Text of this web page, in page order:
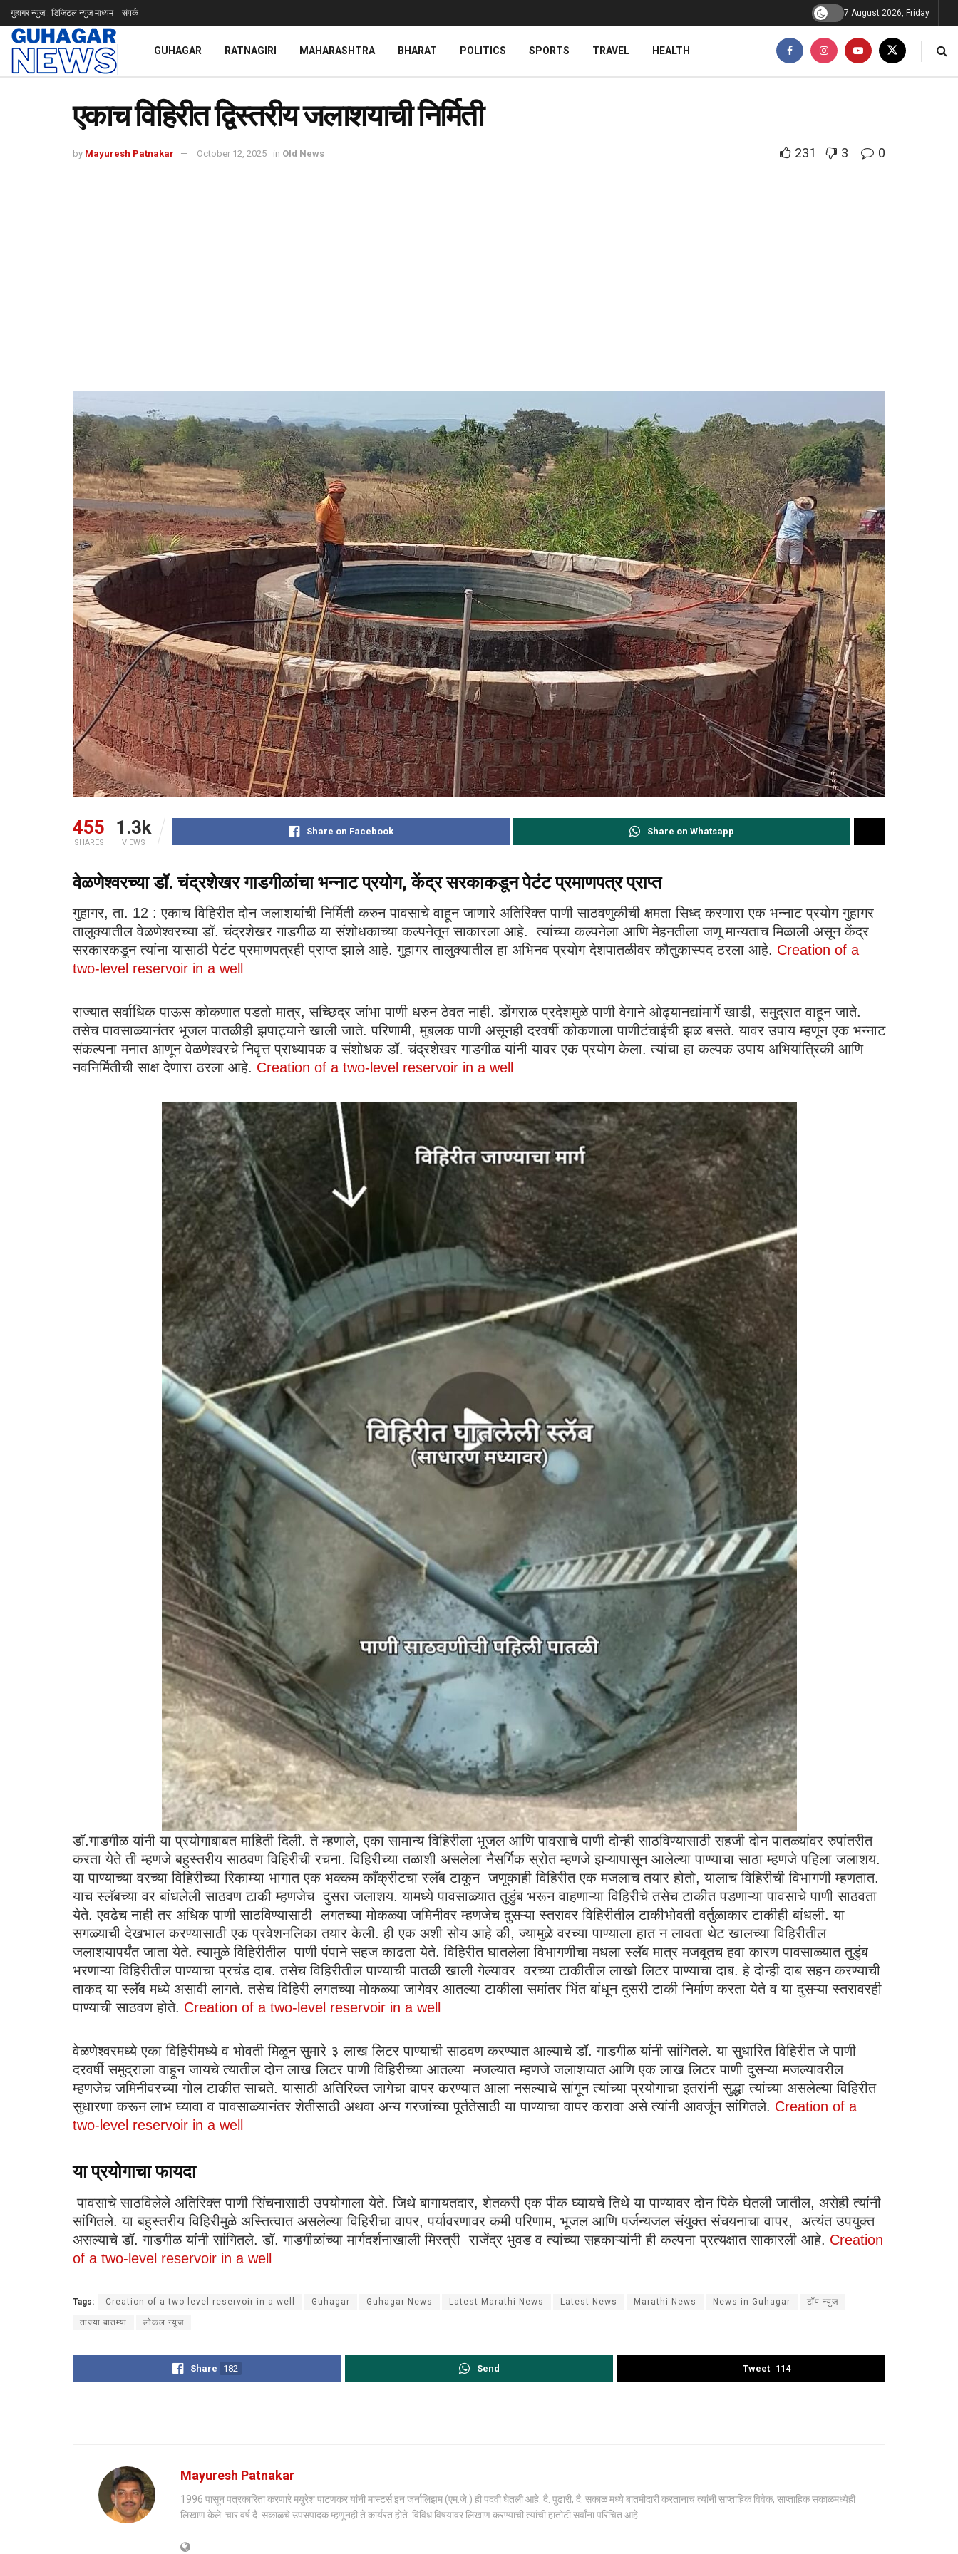
गुहागर न्युज : डिजिटल न्युज माध्यम संपर्क 7 August 2026, Friday
GUHAGAR RATNAGIRI MAHARASHTRA BHARAT POLITICS SPORTS TRAVEL HEALTH
एकाच विहिरीत द्विस्तरीय जलाशयाची निर्मिती
by Mayuresh Patnakar October 12, 2025 in Old News 231 3 0
455
SHARES
1.3k
VIEWS
Share on Facebook Share on Whatsapp
वेळणेश्वरच्या डॉ. चंद्रशेखर गाडगीळांचा भन्नाट प्रयोग, केंद्र सरकाकडून पेटंट प्रमाणपत्र प्राप्त
गुहागर, ता. 12 : एकाच विहिरीत दोन जलाशयांची निर्मिती करुन पावसाचे वाहून जाणारे अतिरिक्त पाणी साठवणुकीची क्षमता सिध्द करणारा एक भन्नाट प्रयोग गुहागर
तालुक्यातील वेळणेश्वरच्या डॉ. चंद्रशेखर गाडगीळ या संशोधकाच्या कल्पनेतून साकारला आहे. त्यांच्या कल्पनेला आणि मेहनतीला जणू मान्यताच मिळाली असून केंद्र
सरकारकडून त्यांना यासाठी पेटंट प्रमाणपत्रही प्राप्त झाले आहे. गुहागर तालुक्यातील हा अभिनव प्रयोग देशपातळीवर कौतुकास्पद ठरला आहे. Creation of a
two-level reservoir in a well
राज्यात सर्वाधिक पाऊस कोकणात पडतो मात्र, सच्छिद्र जांभा पाणी धरुन ठेवत नाही. डोंगराळ प्रदेशमुळे पाणी वेगाने ओढ्यानद्यांमार्गे खाडी, समुद्रात वाहून जाते.
तसेच पावसाळ्यानंतर भूजल पातळीही झपाट्याने खाली जाते. परिणामी, मुबलक पाणी असूनही दरवर्षी कोकणाला पाणीटंचाईची झळ बसते. यावर उपाय म्हणून एक भन्नाट
संकल्पना मनात आणून वेळणेश्वरचे निवृत्त प्राध्यापक व संशोधक डॉ. चंद्रशेखर गाडगीळ यांनी यावर एक प्रयोग केला. त्यांचा हा कल्पक उपाय अभियांत्रिकी आणि
नवनिर्मितीची साक्ष देणारा ठरला आहे. Creation of a two-level reservoir in a well
डॉ.गाडगीळ यांनी या प्रयोगाबाबत माहिती दिली. ते म्हणाले, एका सामान्य विहिरीला भूजल आणि पावसाचे पाणी दोन्ही साठविण्यासाठी सहजी दोन पातळ्यांवर रुपांतरीत
करता येते ती म्हणजे बहुस्तरीय साठवण विहिरीची रचना. विहिरीच्या तळाशी असलेला नैसर्गिक स्रोत म्हणजे झऱ्यापासून आलेल्या पाण्याचा साठा म्हणजे पहिला जलाशय.
या पाण्याच्या वरच्या विहिरीच्या रिकाम्या भागात एक भक्कम काँक्रीटचा स्लॅब टाकून जणूकाही विहिरीत एक मजलाच तयार होतो, यालाच विहिरीची विभागणी म्हणतात.
याच स्लॅबच्या वर बांधलेली साठवण टाकी म्हणजेच दुसरा जलाशय. यामध्ये पावसाळ्यात तुडुंब भरून वाहणाऱ्या विहिरीचे तसेच टाकीत पडणाऱ्या पावसाचे पाणी साठवता
येते. एवढेच नाही तर अधिक पाणी साठविण्यासाठी लगतच्या मोकळ्या जमिनीवर म्हणजेच दुसऱ्या स्तरावर विहिरीतील टाकीभोवती वर्तुळाकार टाकीही बांधली. या
सगळ्याची देखभाल करण्यासाठी एक प्रवेशनलिका तयार केली. ही एक अशी सोय आहे की, ज्यामुळे वरच्या पाण्याला हात न लावता थेट खालच्या विहिरीतील
जलाशयापर्यंत जाता येते. त्यामुळे विहिरीतील पाणी पंपाने सहज काढता येते. विहिरीत घातलेला विभागणीचा मधला स्लॅब मात्र मजबूतच हवा कारण पावसाळ्यात तुडुंब
भरणाऱ्या विहिरीतील पाण्याचा प्रचंड दाब. तसेच विहिरीतील पाण्याची पातळी खाली गेल्यावर वरच्या टाकीतील लाखो लिटर पाण्याचा दाब. हे दोन्ही दाब सहन करण्याची
ताकद या स्लॅब मध्ये असावी लागते. तसेच विहिरी लगतच्या मोकळ्या जागेवर आतल्या टाकीला समांतर भिंत बांधून दुसरी टाकी निर्माण करता येते व या दुसऱ्या स्तरावरही
पाण्याची साठवण होते. Creation of a two-level reservoir in a well
वेळणेश्वरमध्ये एका विहिरीमध्ये व भोवती मिळून सुमारे ३ लाख लिटर पाण्याची साठवण करण्यात आल्याचे डॉ. गाडगीळ यांनी सांगितले. या सुधारित विहिरीत जे पाणी
दरवर्षी समुद्राला वाहून जायचे त्यातील दोन लाख लिटर पाणी विहिरीच्या आतल्या मजल्यात म्हणजे जलाशयात आणि एक लाख लिटर पाणी दुसऱ्या मजल्यावरील
म्हणजेच जमिनीवरच्या गोल टाकीत साचते. यासाठी अतिरिक्त जागेचा वापर करण्यात आला नसल्याचे सांगून त्यांच्या प्रयोगाचा इतरांनी सुद्धा त्यांच्या असलेल्या विहिरीत
सुधारणा करून लाभ घ्यावा व पावसाळ्यानंतर शेतीसाठी अथवा अन्य गरजांच्या पूर्ततेसाठी या पाण्याचा वापर करावा असे त्यांनी आवर्जून सांगितले. Creation of a
two-level reservoir in a well
या प्रयोगाचा फायदा
पावसाचे साठविलेले अतिरिक्त पाणी सिंचनासाठी उपयोगाला येते. जिथे बागायतदार, शेतकरी एक पीक घ्यायचे तिथे या पाण्यावर दोन पिके घेतली जातील, असेही त्यांनी
सांगितले. या बहुस्तरीय विहिरीमुळे अस्तित्वात असलेल्या विहिरीचा वापर, पर्यावरणावर कमी परिणाम, भूजल आणि पर्जन्यजल संयुक्त संचयनाचा वापर, अत्यंत उपयुक्त
असल्याचे डॉ. गाडगीळ यांनी सांगितले. डॉ. गाडगीळांच्या मार्गदर्शनाखाली मिस्त्री राजेंद्र भुवड व त्यांच्या सहकाऱ्यांनी ही कल्पना प्रत्यक्षात साकारली आहे. Creation
of a two-level reservoir in a well
Tags: Creation of a two-level reservoir in a well Guhagar Guhagar News Latest Marathi News Latest News Marathi News News in Guhagar टॉप न्युज
ताज्या बातम्या लोकल न्युज
Share 182 Send Tweet 114
Mayuresh Patnakar
1996 पासून पत्रकारिता करणारे मयुरेश पाटणकर यांनी मास्टर्स इन जर्नालिझम (एम.जे.) ही पदवी घेतली आहे. दै. पुढारी, दै. सकाळ मध्ये बातमीदारी करतानाच त्यांनी साप्ताहिक विवेक, साप्ताहिक सकाळमध्येही
लिखाण केले. चार वर्ष दै. सकाळचे उपसंपादक म्हणूनही ते कार्यरत होते. विविध विषयांवर लिखाण करण्याची त्यांची हातोटी सर्वांना परिचित आहे.